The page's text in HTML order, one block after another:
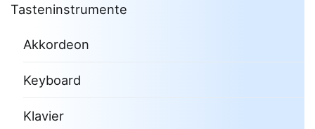
Tasteninstrumente
Akkordeon
Keyboard
Klavier